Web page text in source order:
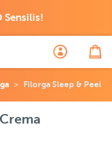
Sensilis!
Filorga Sleep & Peel